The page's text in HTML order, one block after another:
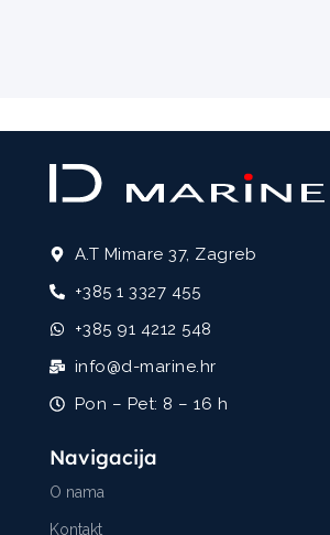
A.T Mimare 37, Zagreb
+385 1 3327 455
+385 91 4212 548
info@d-marine.hr
Pon – Pet: 8 – 16 h
Navigacija
O nama
Kontakt